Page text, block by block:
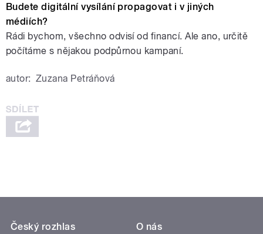
Budete digitální vysílání propagovat i v jiných
médiích?
Rádi bychom, všechno odvisí od financí. Ale ano, určitě
počítáme s nějakou podpůrnou kampaní.
autor: Zuzana Petráňová
Český rozhlas
O nás